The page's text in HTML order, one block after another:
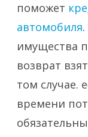
поможет
автомобиля
имущества
возврат
том случае.
времени